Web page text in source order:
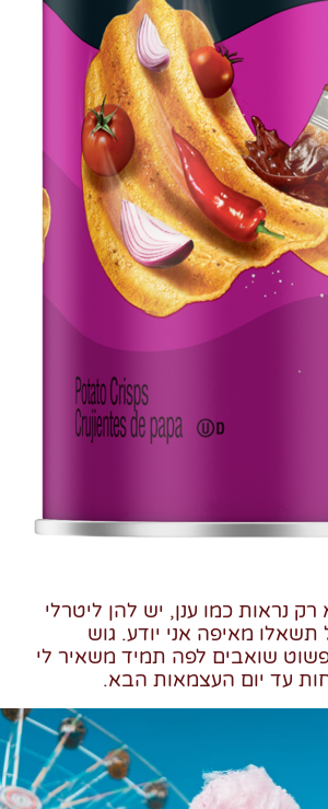
נראות כמו ענן, יש להן ליטרלי
מאיפה אני יודע. גוש
שואבים לפה תמיד משאיר לי
עד יום העצמאות הבא.